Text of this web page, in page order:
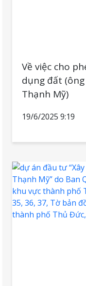
Về việc cho
dụng đất
Thạnh Mỹ)
19/6/2025 9:19